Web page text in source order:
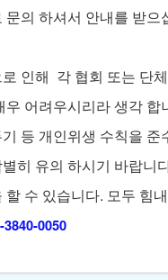
문의 하셔서 안내를 받으
인해 각 협회 또는 단
우 어려우시리라 생각 합
등 개인위생 수칙을 준
히 유의 하시기 바랍니
할 수 있습니다. 모두 힘
0050